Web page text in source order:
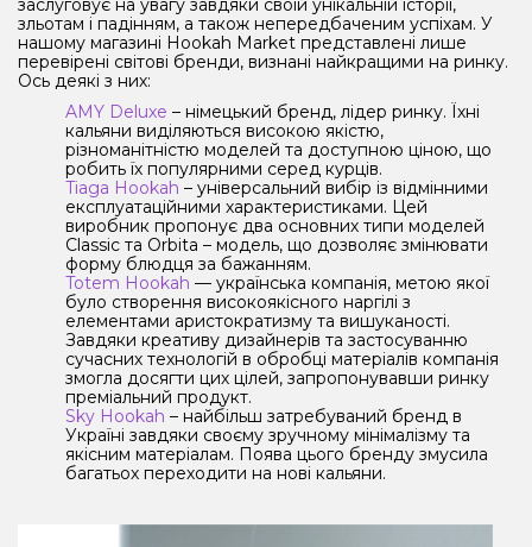
заслуговує на увагу завдяки своїй унікальній історії,
зльотам і падінням, а також непередбаченим успіхам. У
нашому магазині Hookah Market представлені лише
перевірені світові бренди, визнані найкращими на ринку.
Ось деякі з них:
AMY Deluxe – німецький бренд, лідер ринку. Їхні
кальяни виділяються високою якістю,
різноманітністю моделей та доступною ціною, що
робить їх популярними серед курців.
Tiaga Hookah – універсальний вибір із відмінними
експлуатаційними характеристиками. Цей
виробник пропонує два основних типи моделей
Classic та Orbita – модель, що дозволяє змінювати
форму блюдця за бажанням.
Totem Hookah — українська компанія, метою якої
було створення високоякісного наргілі з
елементами аристократизму та вишуканості.
Завдяки креативу дизайнерів та застосуванню
сучасних технологій в обробці матеріалів компанія
змогла досягти цих цілей, запропонувавши ринку
преміальний продукт.
Sky Hookah – найбільш затребуваний бренд в
Україні завдяки своєму зручному мінімалізму та
якісним матеріалам. Поява цього бренду змусила
багатьох переходити на нові кальяни.